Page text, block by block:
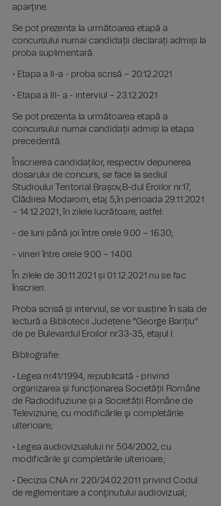
aparține.
Se pot prezenta la următoarea etapă a
concursului numai candidații declarați admiși la
proba suplimentară.
• Etapa a II-a - proba scrisă – 20.12.2021
• Etapa a III- a - interviul – 23.12.2021
Se pot prezenta la următoarea etapă a
concursului numai candidații admiși la etapa
precedentă.
Înscrierea candidaților, respectiv depunerea
dosarului de concurs, se face la sediul
Studioului Teritorial Brașov,B-dul Eroilor nr.17,
Clădirea Modarom, etaj 5,în perioada 29.11.2021
– 14.12.2021, în zilele lucrătoare, astfel:
- de luni până joi între orele 9.00 – 16.30;
- vineri între orele 9.00 – 14.00.
În zilele de 30.11.2021 și 01.12.2021 nu se fac
înscrieri.
Proba scrisă și interviul, se vor susține în sala de
lectură a Bibliotecii Județene ”George Barițiu”
de pe Bulevardul Eroilor nr.33-35, etajul I.
Bibliografie:
• Legea nr.41/1994, republicată - privind
organizarea și funcționarea Societății Române
de Radiodifuziune și a Societății Române de
Televiziune, cu modificările şi completările
ulterioare;
• Legea audiovizualului nr. 504/2002, cu
modificările şi completările ulterioare;
• Decizia CNA nr. 220/24.02.2011 privind Codul
de reglementare a conţinutului audiovizual;